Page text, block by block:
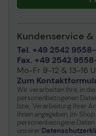
Kundenservice
Tel. +49 2542
Fax. +49 2542
Mo-Fr 9-12 & 13-16
Zum
Wir verarbeiten Ihre, in
personenbezogenen
bzw. Verarbeitung Ihrer
Ihnen angegeben, im
personenbezogene
unserer